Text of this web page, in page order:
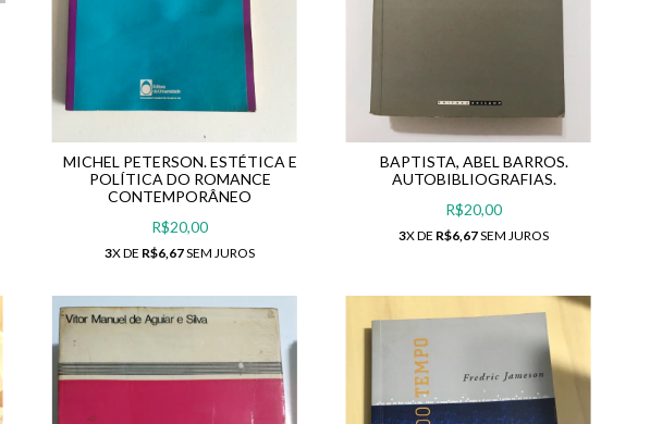
MICHEL PETERSON. ESTÉTICA E
POLÍTICA DO ROMANCE
CONTEMPORÂNEO
R$20,00
3X DE R$6,67SEM JUROS
BAPTISTA, ABEL BARROS.
AUTOBIBLIOGRAFIAS.
R$20,00
3X DE R$6,67SEM JUROS